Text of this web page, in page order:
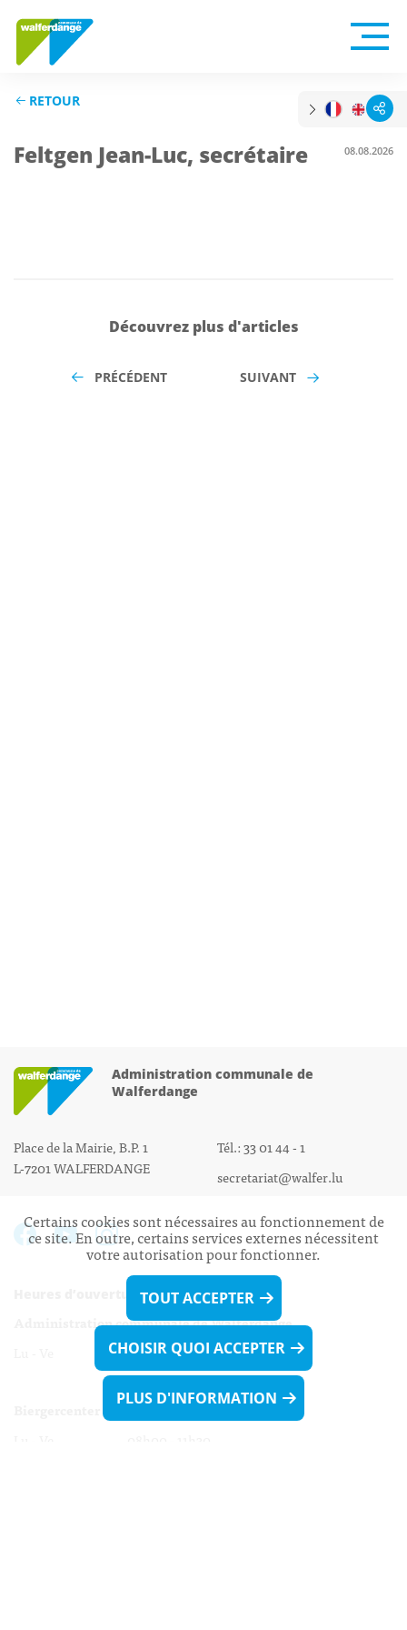
RETOUR
Feltgen Jean-Luc, secrétaire 08.08.2026
Découvrez plus d'articles
PRÉCÉDENT SUIVANT
Administration communale de
Walferdange
Place de la Mairie, B.P. 1
L-7201 WALFERDANGE
Tél.: 33 01 44 - 1
secretariat@walfer.lu
Heures d’ouverture:
Administration communale de Walferdange
Lu - Ve 08h00 - 11h30
13h30 - 16h00
Certains cookies sont nécessaires au fonctionnement de
ce site. En outre, certains services externes nécessitent
votre autorisation pour fonctionner.
TOUT ACCEPTER
CHOISIR QUOI ACCEPTER
PLUS D'INFORMATION